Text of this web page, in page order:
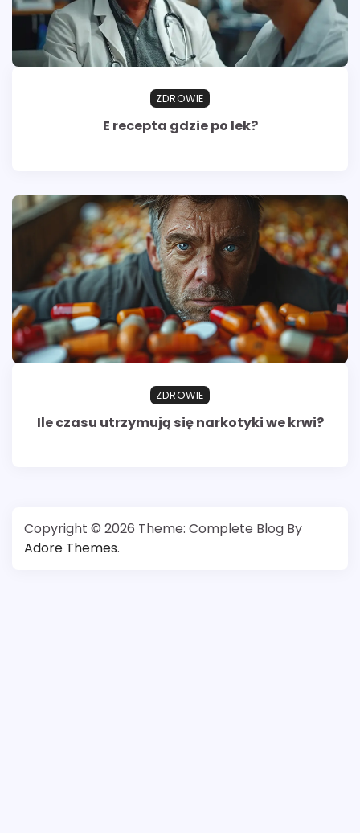
ZDROWIE
E recepta gdzie po lek?
ZDROWIE
Ile czasu utrzymują się narkotyki we krwi?
Copyright © 2026 Theme: Complete Blog By
Adore Themes.